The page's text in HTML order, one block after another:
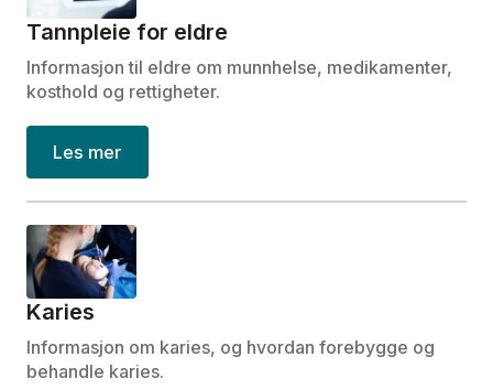
Tannpleie for eldre
Informasjon til eldre om munnhelse, medikamenter,
kosthold og rettigheter.
Les mer
Karies
Informasjon om karies, og hvordan forebygge og
behandle karies.